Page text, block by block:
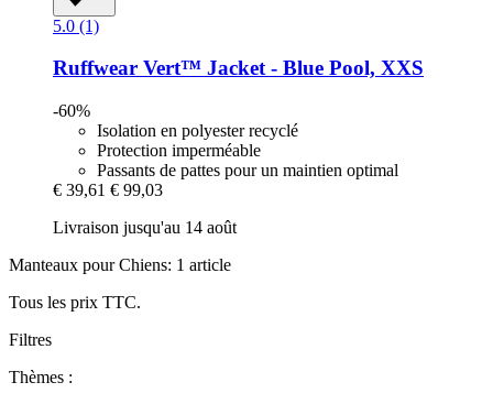
5.0 (1)
Ruffwear Vert™ Jacket -​ Blue Pool, XXS
-60%
Isolation en polyester recyclé
Protection imperméable
Passants de pattes pour un maintien optimal
€ 39,61 € 99,03
Livraison jusqu'au 14 août
Manteaux pour Chiens: 1 article
Tous les prix TTC.
Filtres
Thèmes :